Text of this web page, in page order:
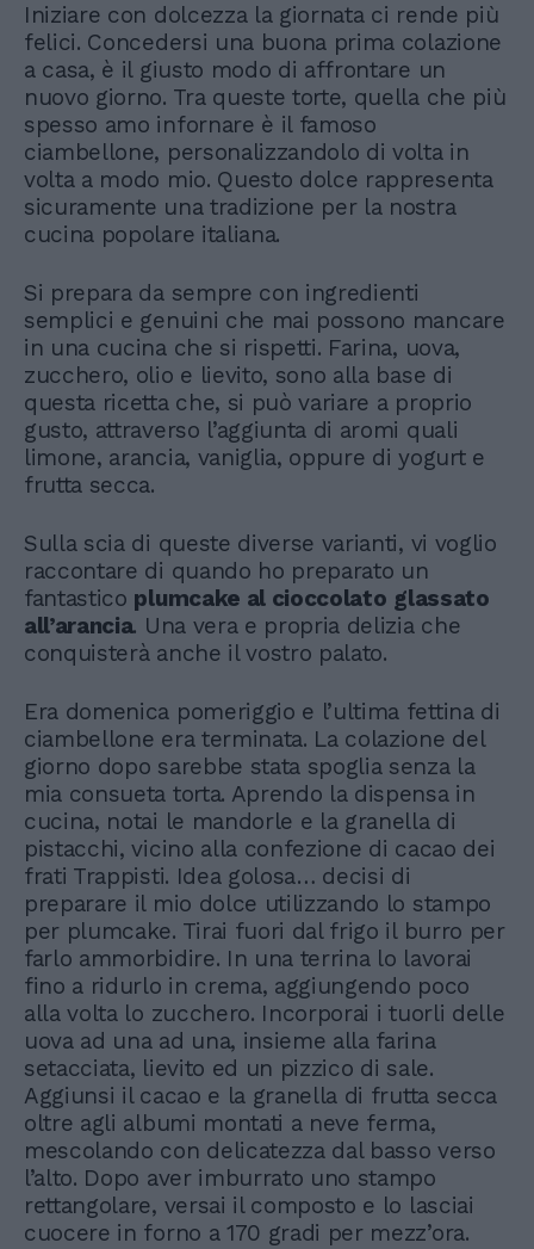
Iniziare con dolcezza la giornata ci rende più
felici. Concedersi una buona prima colazione
a casa, è il giusto modo di affrontare un
nuovo giorno. Tra queste torte, quella che più
spesso amo infornare è il famoso
ciambellone, personalizzandolo di volta in
volta a modo mio. Questo dolce rappresenta
sicuramente una tradizione per la nostra
cucina popolare italiana.
Si prepara da sempre con ingredienti
semplici e genuini che mai possono mancare
in una cucina che si rispetti. Farina, uova,
zucchero, olio e lievito, sono alla base di
questa ricetta che, si può variare a proprio
gusto, attraverso l’aggiunta di aromi quali
limone, arancia, vaniglia, oppure di yogurt e
frutta secca.
Sulla scia di queste diverse varianti, vi voglio
raccontare di quando ho preparato un
fantastico plumcake al cioccolato glassato
all’arancia. Una vera e propria delizia che
conquisterà anche il vostro palato.
Era domenica pomeriggio e l’ultima fettina di
ciambellone era terminata. La colazione del
giorno dopo sarebbe stata spoglia senza la
mia consueta torta. Aprendo la dispensa in
cucina, notai le mandorle e la granella di
pistacchi, vicino alla confezione di cacao dei
frati Trappisti. Idea golosa… decisi di
preparare il mio dolce utilizzando lo stampo
per plumcake. Tirai fuori dal frigo il burro per
farlo ammorbidire. In una terrina lo lavorai
fino a ridurlo in crema, aggiungendo poco
alla volta lo zucchero. Incorporai i tuorli delle
uova ad una ad una, insieme alla farina
setacciata, lievito ed un pizzico di sale.
Aggiunsi il cacao e la granella di frutta secca
oltre agli albumi montati a neve ferma,
mescolando con delicatezza dal basso verso
l’alto. Dopo aver imburrato uno stampo
rettangolare, versai il composto e lo lasciai
cuocere in forno a 170 gradi per mezz’ora.